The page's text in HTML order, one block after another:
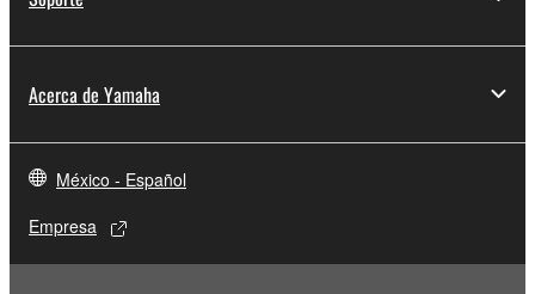
Acerca de Yamaha
México - Español
Empresa